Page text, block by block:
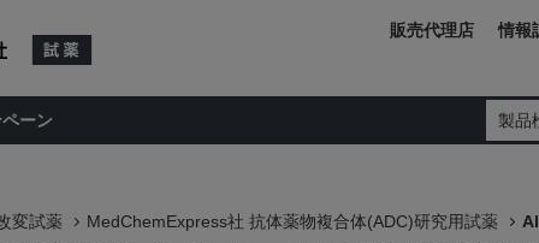
ーン 製品
販売代理店 情報
変試薬 MedChemExpress社 抗体薬物複合体(ADC)研究用試薬